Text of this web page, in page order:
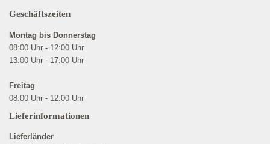
Geschäftszeiten
Montag bis Donnerstag
08:00 Uhr - 12:00 Uhr
13:00 Uhr - 17:00 Uhr
Freitag
08:00 Uhr - 12:00 Uhr
Lieferinformationen
Lieferländer